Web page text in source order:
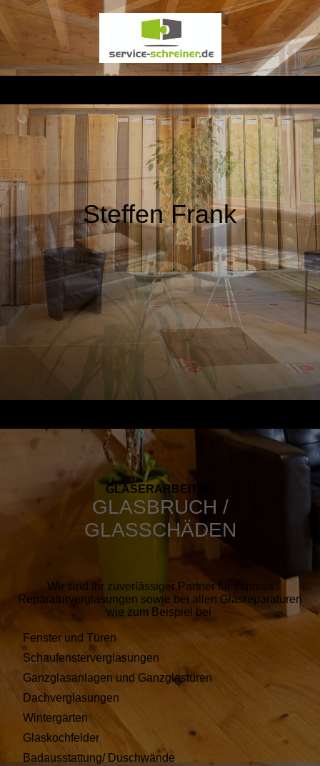
Steffen Frank
GLASER­ARBEITEN
GLASBRUCH /
GLASSCHÄDEN
Wir sind Ihr zuverlässiger Partner für express
Reparaturverglasungen sowie bei allen Glasreparaturen
wie zum Beispiel bei
Fenster und Türen
Schaufensterverglasungen
Ganzglasanlagen und Ganzglastüren
Dachverglasungen
Wintergärten
Glaskochfelder
Badausstattung/ Duschwände